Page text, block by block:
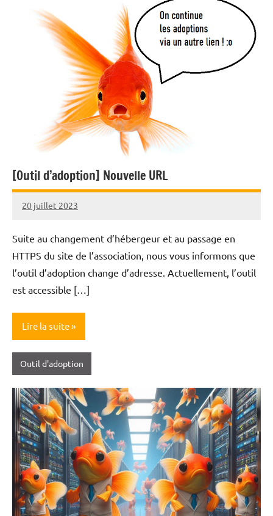
[Outil d’adoption] Nouvelle URL
20 juillet 2023
Nicolas
Suite au changement d’hébergeur et au passage en
HTTPS du site de l’association, nous vous informons que
l’outil d’adoption change d’adresse. Actuellement, l’outil
est accessible […]
Lire la suite
Outil d'adoption